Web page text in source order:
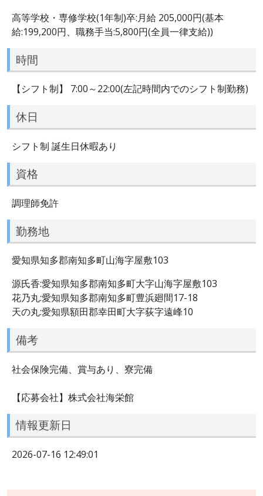
高等学校・専修学校(1年制)卒:月給 205,000円(基本
給:199,200円、職務手当:5,800円(全員一律支給))
時間
【シフト制】 7:00～22:00(左記時間内でのシフト制勤務)
休日
シフト制 誕生日休暇あり
資格
調理師免許
勤務地
愛知県知多郡南知多町山海字屋敷103
源氏香:愛知県知多郡南知多町大字山海字屋敷103
花乃丸:愛知県知多郡南知多町豊浜廻間17-18
天の丸:愛知県額田郡幸田町大字荻字遠峰10
備考
社会保険完備、賞与あり、寮完備
【応募会社】株式会社海栄館
情報更新日
2026-07-16 12:49:01